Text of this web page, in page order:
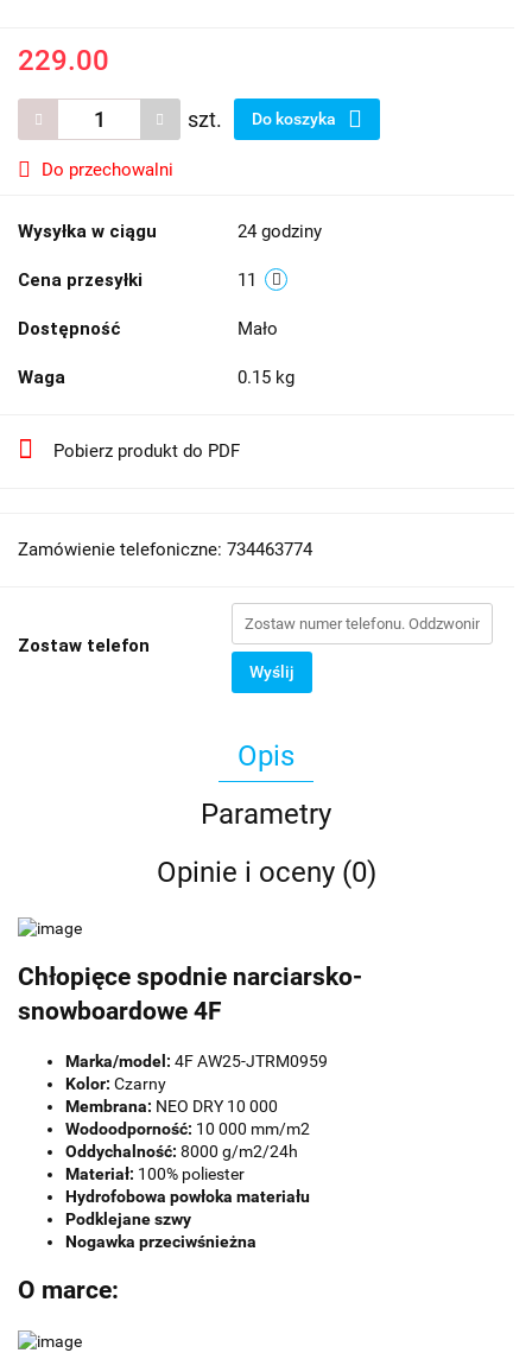
229.00
szt. Do koszyka
Do przechowalni
Wysyłka w ciągu 24 godziny
Cena przesyłki 11
Dostępność Mało
Waga 0.15 kg
Pobierz produkt do PDF
Zamówienie telefoniczne: 734463774
Zostaw telefon
Wyślij
Opis
Parametry
Opinie i oceny (0)
Chłopięce spodnie narciarsko-
snowboardowe 4F
Marka/model: 4F AW25-JTRM0959
Kolor: Czarny
Membrana: NEO DRY 10 000
Wodoodporność: 10 000 mm/m2
Oddychalność: 8000 g/m2/24h
Materiał: 100% poliester
Hydrofobowa powłoka materiału
Podklejane szwy
Nogawka przeciwśnieżna
O marce: